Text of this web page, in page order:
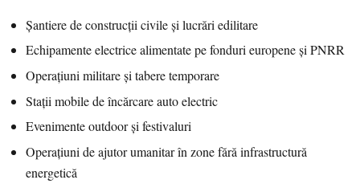
Șantiere de construcții civile și lucrări edilitare
Echipamente electrice alimentate pe fonduri europene și PNRR
Operațiuni militare și tabere temporare
Stații mobile de încărcare auto electric
Evenimente outdoor și festivaluri
Operațiuni de ajutor umanitar în zone fără infrastructură
energetică